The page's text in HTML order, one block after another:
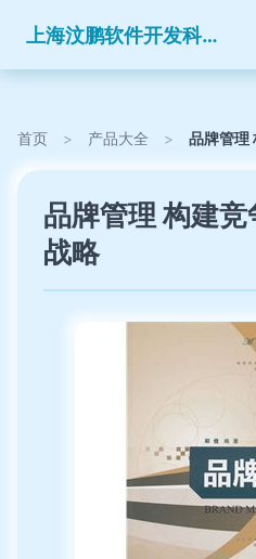
上海汶鹏软件开发科技有限公司
首页 > 产品大全 > 品牌管理
品牌管理 构建
战略